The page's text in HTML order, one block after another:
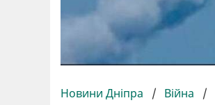
Новини Дніпра / Війна /